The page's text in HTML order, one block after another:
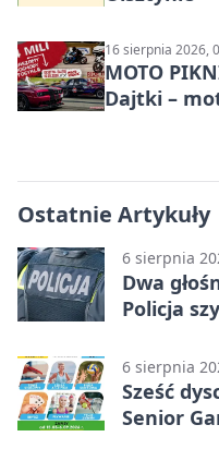
16 sierpnia 2026,
MOTO
Dajtki –
Ostatnie Artykuły
6 sierpnia
Dwa
Policja
6 sierpnia
Sześć
Senior